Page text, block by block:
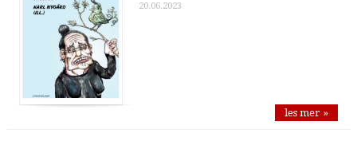
20.06.2023
les mer »